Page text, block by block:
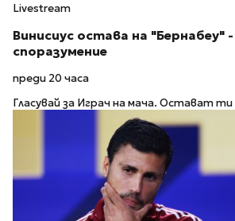
Livestream
Винисиус остава на "Бернабеу"
споразумение
преди 20 часа
Гласувай за Играч на мача. Остават ти